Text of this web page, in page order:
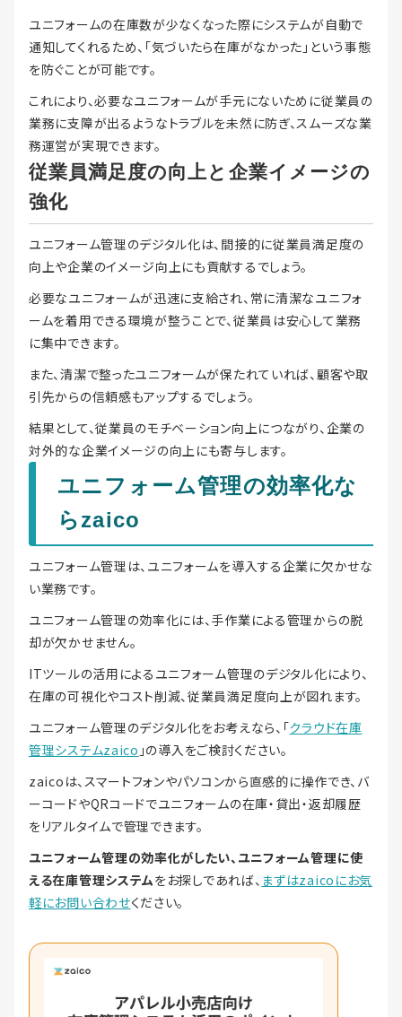
ユニフォームの在庫数が少なくなった際にシステムが自動で
通知してくれるため、「気づいたら在庫がなかった」という事態
を防ぐことが可能です。
これにより、必要なユニフォームが手元にないために従業員の
業務に支障が出るようなトラブルを未然に防ぎ、スムーズな業
務運営が実現できます。
従業員満足度の向上と企業イメージの
強化
ユニフォーム管理のデジタル化は、間接的に従業員満足度の
向上や企業のイメージ向上にも貢献するでしょう。
必要なユニフォームが迅速に支給され、常に清潔なユニフォ
ームを着用できる環境が整うことで、従業員は安心して業務
に集中できます。
また、清潔で整ったユニフォームが保たれていれば、顧客や取
引先からの信頼感もアップするでしょう。
結果として、従業員のモチベーション向上につながり、企業の
対外的な企業イメージの向上にも寄与します。
ユニフォーム管理の効率化な
らzaico
ユニフォーム管理は、ユニフォームを導入する企業に欠かせな
い業務です。
ユニフォーム管理の効率化には、手作業による管理からの脱
却が欠かせません。
ITツールの活用によるユニフォーム管理のデジタル化により、
在庫の可視化やコスト削減、従業員満足度向上が図れます。
ユニフォーム管理のデジタル化をお考えなら、「クラウド在庫
管理システムzaico 」の導入をご検討ください。
zaicoは、スマートフォンやパソコンから直感的に操作でき、バ
ーコードやQRコードでユニフォームの在庫・貸出・返却履歴
をリアルタイムで管理できます。
ユニフォーム管理の効率化がしたい、ユニフォーム管理に使
える在庫管理システムをお探しであれば、 まずはzaicoにお気
軽にお問い合わせください。